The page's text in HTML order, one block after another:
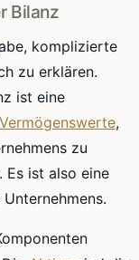
Bilanz
komplizierte
zu erklären.
ist eine
Vermögenswerte,
zu
ist also eine